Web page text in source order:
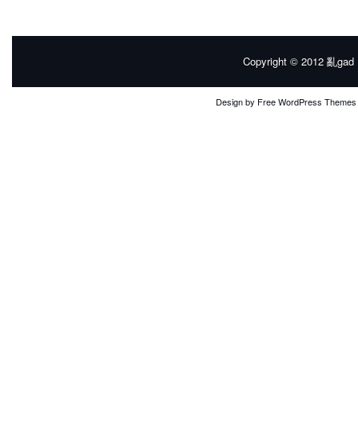
Copyright © 2012 亂gad
Design by Free WordPress Themes